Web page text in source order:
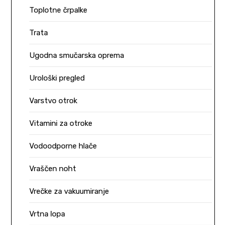
Toplotne črpalke
Trata
Ugodna smučarska oprema
Urološki pregled
Varstvo otrok
Vitamini za otroke
Vodoodporne hlače
Vraščen noht
Vrečke za vakuumiranje
Vrtna lopa